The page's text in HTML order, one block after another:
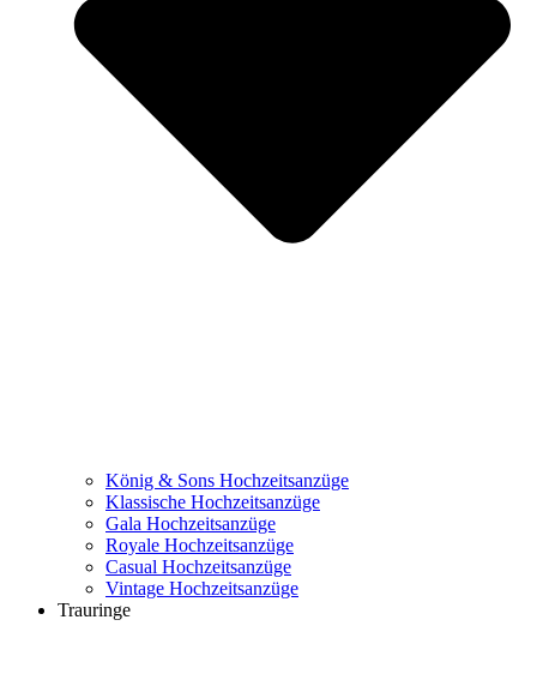
König & Sons Hochzeitsanzüge
Klassische Hochzeitsanzüge
Gala Hochzeitsanzüge
Royale Hochzeitsanzüge
Casual Hochzeitsanzüge
Vintage Hochzeitsanzüge
Trauringe